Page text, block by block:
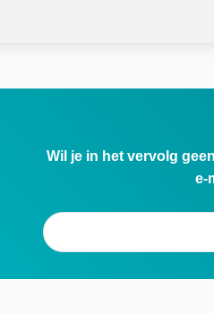
Wil je in het vervolg
e-